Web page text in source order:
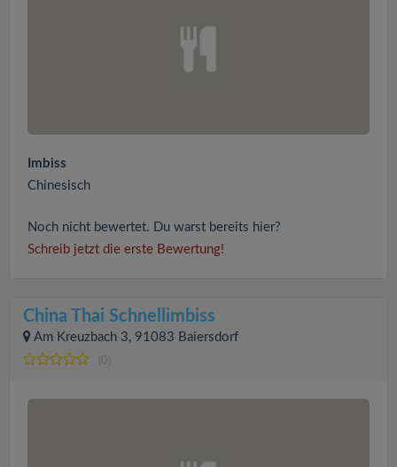
Imbiss
Chinesisch
Noch nicht bewertet. Du warst bereits hier?
Schreib jetzt die erste Bewertung!
China Thai Schnellimbiss
Am Kreuzbach 3, 91083 Baiersdorf
(0)